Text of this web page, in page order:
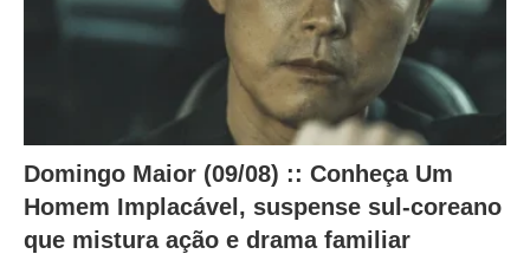
b
a
Domingo Maior (09/08) :: Conheça Um
Homem Implacável, suspense sul-coreano
que mistura ação e drama familiar